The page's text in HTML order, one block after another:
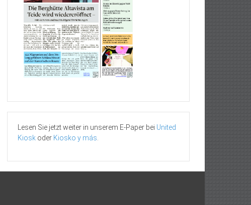
Lesen Sie jetzt weiter in unserem E-Paper bei United
Kiosk oder Kiosko y más